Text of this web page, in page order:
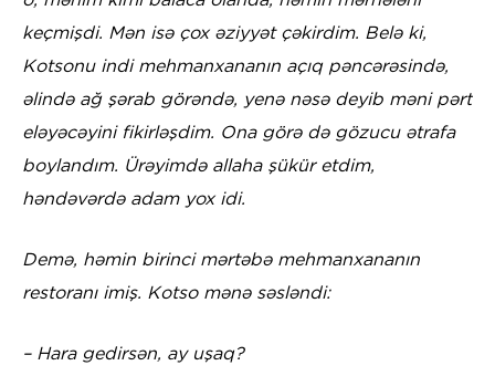
keçmişdi. Mən isə çox əziyyət çəkirdim. Belə ki,
Kotsonu indi mehmanxananın açıq pəncərəsində,
əlində ağ şərab görəndə, yenə nəsə deyib məni pərt
eləyəcəyini fikirləşdim. Ona görə də gözucu ətrafa
boylandım. Ürəyimdə allaha şükür etdim,
həndəvərdə adam yox idi.
Demə, həmin birinci mərtəbə mehmanxananın
restoranı imiş. Kotso mənə səsləndi:
– Hara gedirsən, ay uşaq?